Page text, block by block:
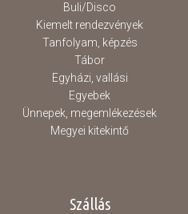
Buli/Disco
Kiemelt rendezvények
Tanfolyam, képzés
Tábor
Egyházi, vallási
Egyebek
Ünnepek, megemlékezések
Megyei kitekintő
Szállás